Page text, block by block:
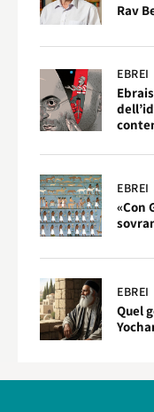
Rav
EBREI
EBREI
«Con
EBREI
Quel